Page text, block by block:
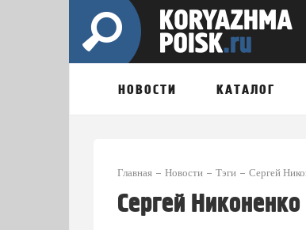
НОВОСТИ КАТАЛОГ
Главная Новости Тэги Сергей
Сергей Никоненко